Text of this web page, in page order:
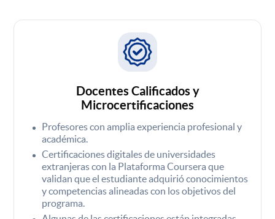
Docentes Calificados y
Microcertificaciones
Profesores con amplia experiencia profesional y
académica.
Certificaciones digitales de universidades
extranjeras con la Plataforma Coursera que
validan que el estudiante adquirió conocimientos
y competencias alineadas con los objetivos del
programa.